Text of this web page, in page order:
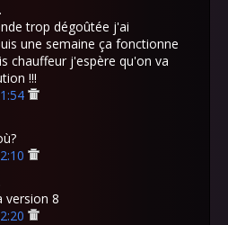
trop dégoûtée j'ai
une semaine ça fonctionne
chauffeur j'espère qu'on va
!!!
version 8